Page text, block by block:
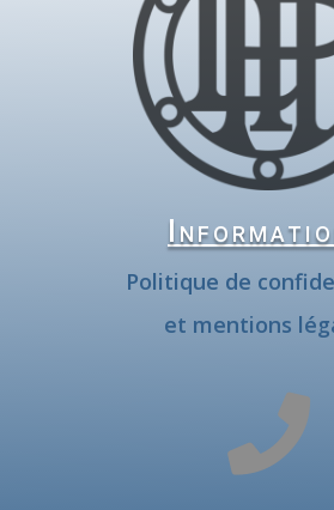
Politique de
et mentions
